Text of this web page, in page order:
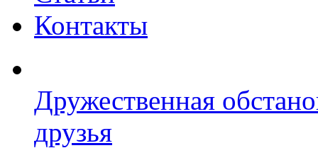
Контакты
Дружественная
друзья